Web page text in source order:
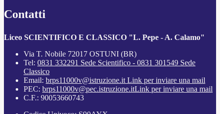
Contatti
Liceo SCIENTIFICO E CLASSICO "L. Pepe - A. Calamo"
Via T. Nobile 72017 OSTUNI (BR)
Tel: 0831 332291 Sede Scientifico - 0831 301549 Sede
Classico
Email: brps11000v@istruzione.it Link per inviare una mail
PEC: brps11000v@pec.istruzione.itLink per inviare una mail
C.F.: 90053660743